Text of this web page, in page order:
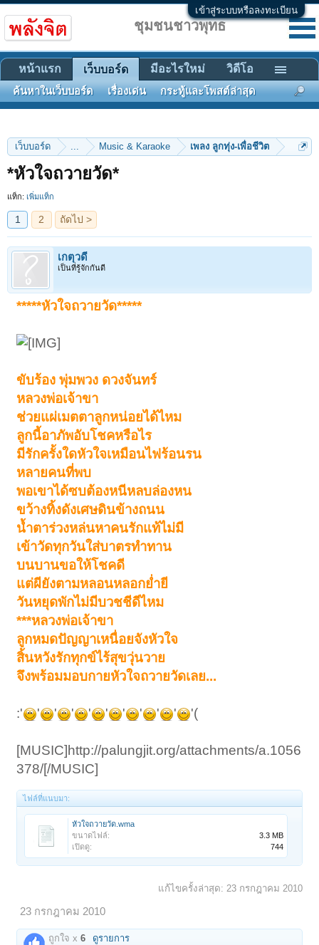
เข้าสู่ระบบหรือลงทะเบียน
เว็บบอร์ด ... Music & Karaoke เพลง ลูกทุ่ง-เพื่อชีวิต
*หัวใจถวายวัด*
แท็ก: เพิ่มแท็ก
1 2 ถัดไป >
เกตุวดี
เป็นที่รู้จักกันดี
*****หัวใจถวายวัด*****
ขับร้อง พุ่มพวง ดวงจันทร์
หลวงพ่อเจ้าขา
ช่วยแผ่เมตตาลูกหน่อยได้ไหม
ลูกนี้อาภัพอับโชคหรือไร
มีรักครั้งใดหัวใจเหมือนไฟร้อนรน
หลายคนที่พบ
พอเขาได้ซบต้องหนีหลบล่องหน
ขว้างทิ้งดังเศษดินข้างถนน
น้ำตาร่วงหล่นหาคนรักแท้ไม่มี
เข้าวัดทุกวันใส่บาตรทำทาน
บนบานขอให้โชคดี
แต่ผียังตามหลอนหลอกย่ำยี
วันหยุดพักไม่มีบวชชีดีไหม
***หลวงพ่อเจ้าขา
ลูกหมดปัญญาเหนื่อยจังหัวใจ
สิ้นหวังรักทุกข์ไร้สุขวุ่นวาย
จึงพร้อมมอบกายหัวใจถวายวัดเลย...
:' ' ' ' ' ' ' ' ' ' '(
[MUSIC]http://palungjit.org/attachments/a.1056
378/[/MUSIC]
ไฟล์ที่แนบมา:
หัวใจถวายวัด.wma
ขนาดไฟล์:
3.3 MB
เปิดดู:
744
แก้ไขครั้งล่าสุด: 23 กรกฎาคม 2010
23 กรกฎาคม 2010
ถูกใจ x6 ดูรายการ
ชุมชนชาวพุทธ
หน้าแรก เว็บบอร์ด
ค้นหาในเว็บบอร์ด เรื่องเด่น กระทู้และโพสต์ล่าสุด
มีอะไรใหม่ วิดีโอ